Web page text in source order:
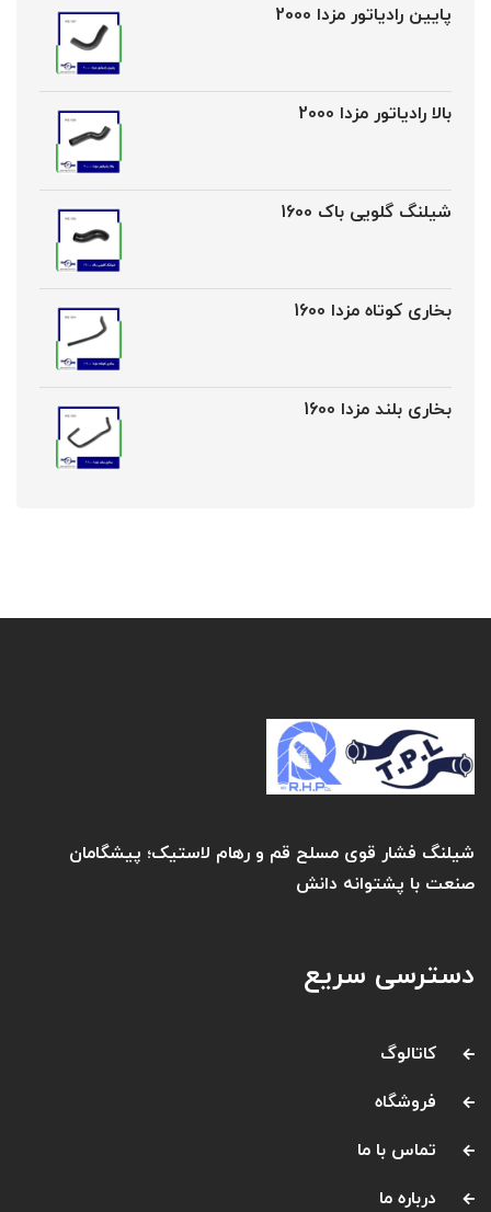
پایین رادیاتور مزدا 2000
بالا رادیاتور مزدا 2000
شیلنگ گلویی باک 1600
بخاری کوتاه مزدا 1600
بخاری بلند مزدا 1600
شیلنگ فشار قوی مسلح قم و رهام لاستیک؛ پیشگامان
صنعت با پشتوانه دانش
دسترسی سریع
کاتالوگ
فروشگاه
تماس با ما
درباره ما